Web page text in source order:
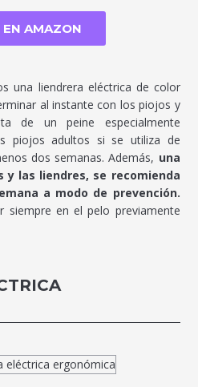
EN AMAZON
una liendrera eléctrica de color
al instante con los piojos y
de un peine especialmente
piojos adultos si se utiliza de
dos semanas. Además, una
y las liendres, se recomienda
a modo de prevención.
siempre en el pelo previamente